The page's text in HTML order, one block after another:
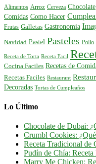
Alimentos Arroz Cerveza Chocolate
Comidas Como Hacer
Frutas Galletas Gastronomia
Navidad Pastel Pasteles Pollo
Receta de Torta Receta Facil
Cocina Faciles Recetas de
Recetas Faciles Restaurant
Decoradas Tortas de Cumpleaños
Lo Último
Chocolate de Dubai:
Crumbl Cookies:
Receta Tradicional de
Pudín de Chía:
Marry Me Chicken: